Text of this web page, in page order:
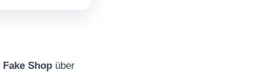
Fake Shop über